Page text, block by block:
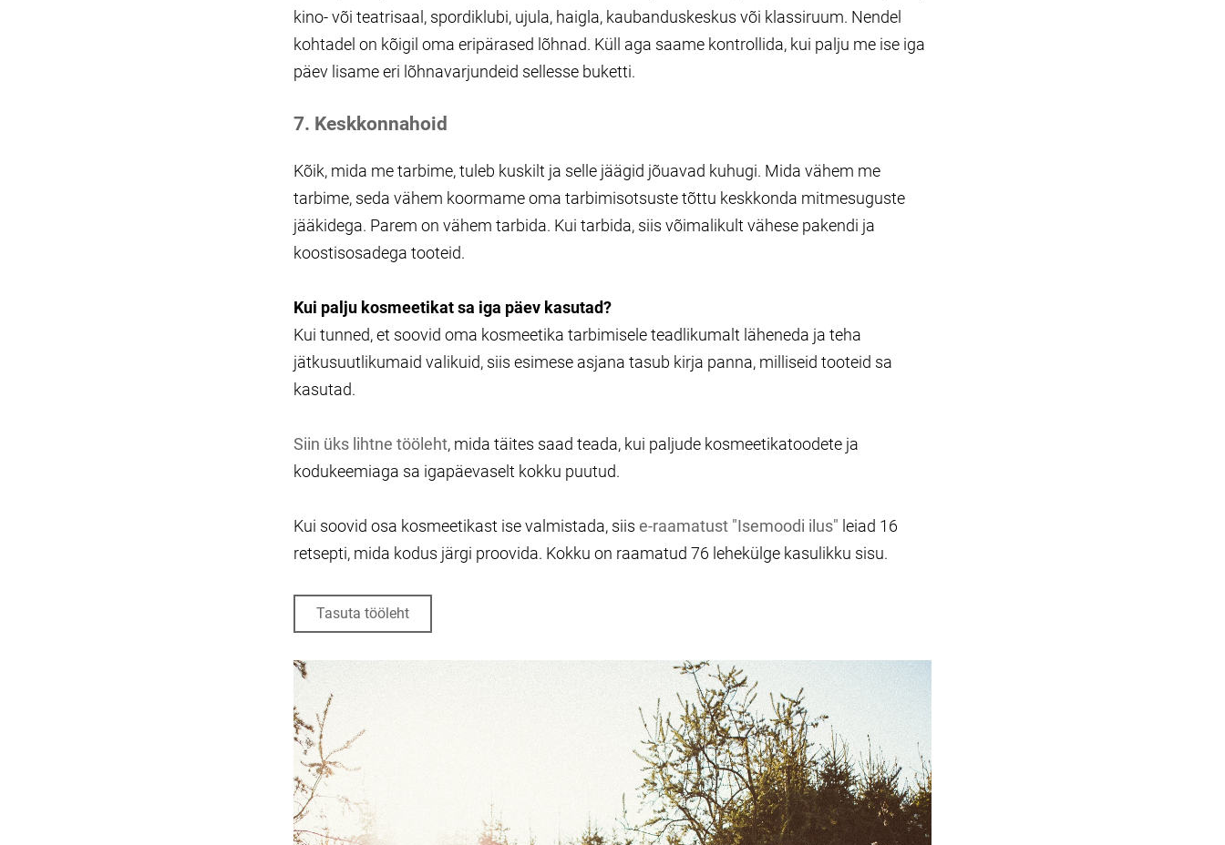
kino- või teatrisaal, spordiklubi, ujula, haigla, kaubanduskeskus või klassiruum. Nendel
kohtadel on kõigil oma eripärased lõhnad. Küll aga saame kontrollida, kui palju me ise iga
päev lisame eri lõhnavarjundeid sellesse buketti.
7. Keskkonnahoid
Kõik, mida me tarbime, tuleb kuskilt ja selle jäägid jõuavad kuhugi. Mida vähem me
tarbime, seda vähem koormame oma tarbimisotsuste tõttu keskkonda mitmesuguste
jääkidega. Parem on vähem tarbida. Kui tarbida, siis võimalikult vähese pakendi ja
koostisosadega tooteid.
Kui palju kosmeetikat sa iga päev kasutad?
Kui tunned, et soovid oma kosmeetika tarbimisele teadlikumalt läheneda ja teha
jätkusuutlikumaid valikuid, siis esimese asjana tasub kirja panna, milliseid tooteid sa
kasutad.
Siin üks lihtne tööleht, mida täites saad teada, kui paljude kosmeetikatoodete ja
kodukeemiaga sa igapäevaselt kokku puutud.
Kui soovid osa kosmeetikast ise valmistada, siis e-raamatust "Isemoodi ilus" leiad 16
retsepti, mida kodus järgi proovida. Kokku on raamatud 76 lehekülge kasulikku sisu.
Tasuta tööleht